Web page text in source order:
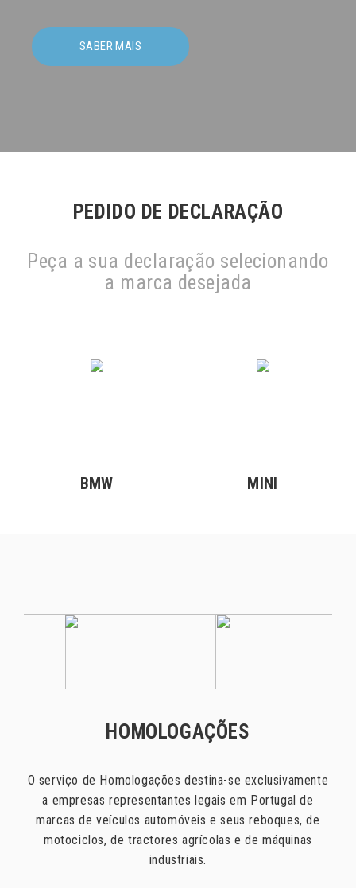
HOMEPAGE
AUTO INFORMA
SABER MAIS
PEDIDO DE DECLARAÇÃO
Peça a sua declaração selecionando
a marca desejada
BMW MINI
HOMOLOGAÇÕES
O serviço de Homologações destina-se exclusivamente
a empresas representantes legais em Portugal de
marcas de veículos automóveis e seus reboques, de
motociclos, de tractores agrícolas e de máquinas
industriais.